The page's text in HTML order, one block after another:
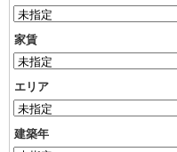
家賃
エリア
建築年